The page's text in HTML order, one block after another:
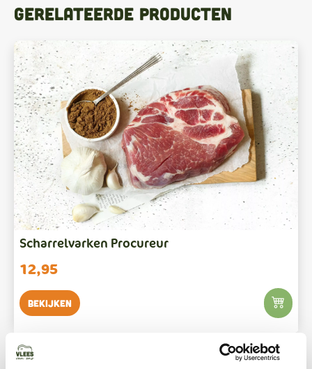
Gerelateerde producten
Scharrelvarken Procureur
12,95
Bekijken